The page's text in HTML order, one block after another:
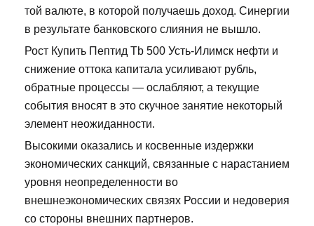
той валюте, в которой получаешь доход. Синергии
в результате банковского слияния не вышло.
Рост Купить Пептид Tb 500 Усть-Илимск нефти и
снижение оттока капитала усиливают рубль,
обратные процессы — ослабляют, а текущие
события вносят в это скучное занятие некоторый
элемент неожиданности.
Высокими оказались и косвенные издержки
экономических санкций, связанные с нарастанием
уровня неопределенности во
внешнеэкономических связях России и недоверия
со стороны внешних партнеров.